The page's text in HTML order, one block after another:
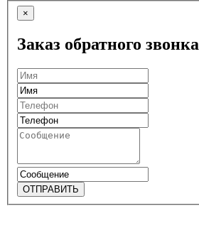
×
Заказ обратного звонка
ОТПРАВИТЬ